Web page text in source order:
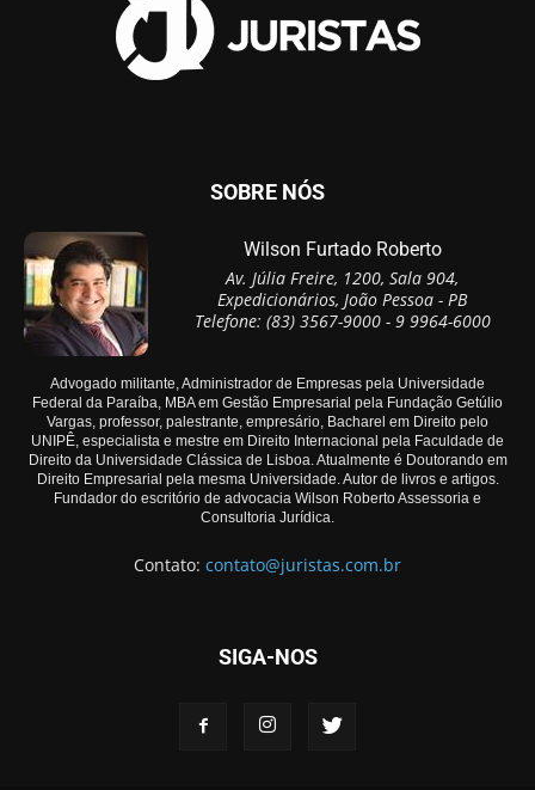
SOBRE NÓS
Wilson Furtado Roberto
Av. Júlia Freire, 1200, Sala 904,
Expedicionários, João Pessoa - PB
Telefone: (83) 3567-9000 - 9 9964-6000
Advogado militante, Administrador de Empresas pela Universidade
Federal da Paraíba, MBA em Gestão Empresarial pela Fundação Getúlio
Vargas, professor, palestrante, empresário, Bacharel em Direito pelo
UNIPÊ, especialista e mestre em Direito Internacional pela Faculdade de
Direito da Universidade Clássica de Lisboa. Atualmente é Doutorando em
Direito Empresarial pela mesma Universidade. Autor de livros e artigos.
Fundador do escritório de advocacia Wilson Roberto Assessoria e
Consultoria Jurídica.
Contato: contato@juristas.com.br
SIGA-NOS